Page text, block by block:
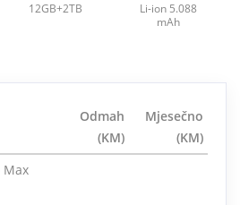
12GB+2TB
Li-ion 5.088
mAh
Odmah
(KM)
Mjesečno
(KM)
Max